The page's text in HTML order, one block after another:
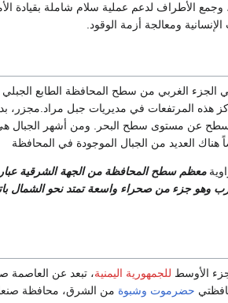
الأطراف لدعم عملية سلام شاملة بقيادة
ومعالجة أزمة الوقود.
الجزء الغربي من سطح المحافظة الطابع
هذه المرتفعات في مديريات جبل مراد.مجزر،
عن مستوى سطح البحر. ومن أشهر الجبال هي
هناك العديد من الجبال الموجودة في المحافظة
معظم سطح المحافظة من الجهة الشرقية
وهو جزء من صحراء واسعة تمتد نحو الشمال
الأوسط للجمهورية اليمنية
حضرموت وشبوة من الشرق، محافظة